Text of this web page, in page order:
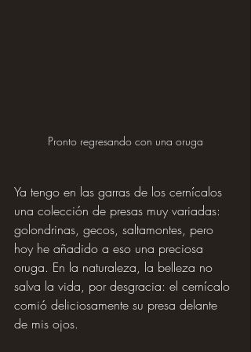
Pronto regresando con una oruga
Ya tengo en las garras de los cernícalos
una colección de presas muy variadas:
golondrinas, gecos, saltamontes, pero
hoy he añadido a eso una preciosa
oruga. En la naturaleza, la belleza no
salva la vida, por desgracia: el cernícalo
comió deliciosamente su presa delante
de mis ojos.